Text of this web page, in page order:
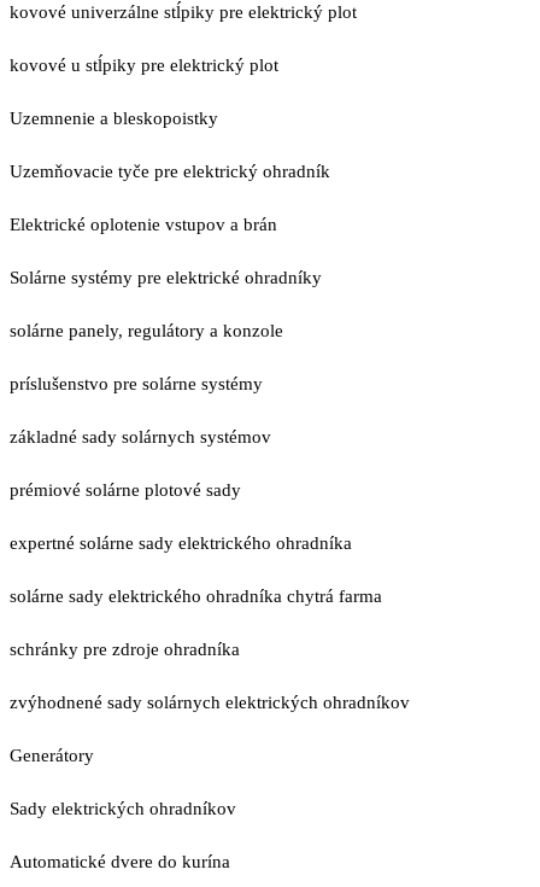
kovové univerzálne stĺpiky pre elektrický plot
kovové u stĺpiky pre elektrický plot
Uzemnenie a bleskopoistky
Uzemňovacie tyče pre elektrický ohradník
Elektrické oplotenie vstupov a brán
Solárne systémy pre elektrické ohradníky
solárne panely, regulátory a konzole
príslušenstvo pre solárne systémy
základné sady solárnych systémov
prémiové solárne plotové sady
expertné solárne sady elektrického ohradníka
solárne sady elektrického ohradníka chytrá farma
schránky pre zdroje ohradníka
zvýhodnené sady solárnych elektrických ohradníkov
Generátory
Sady elektrických ohradníkov
Automatické dvere do kurína